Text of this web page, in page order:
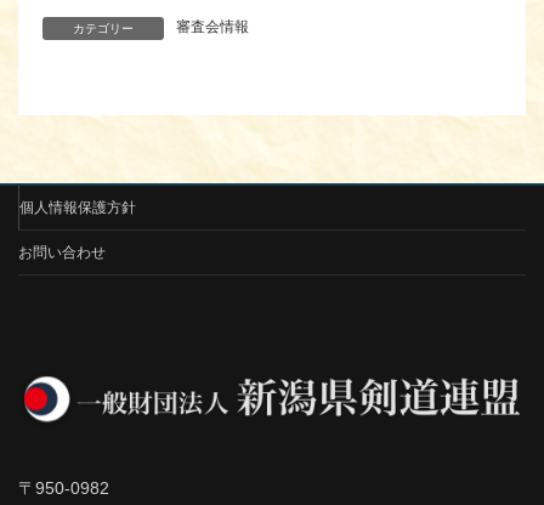
カテゴリー 審査会情報
個人情報保護方針
お問い合わせ
〒950-0982